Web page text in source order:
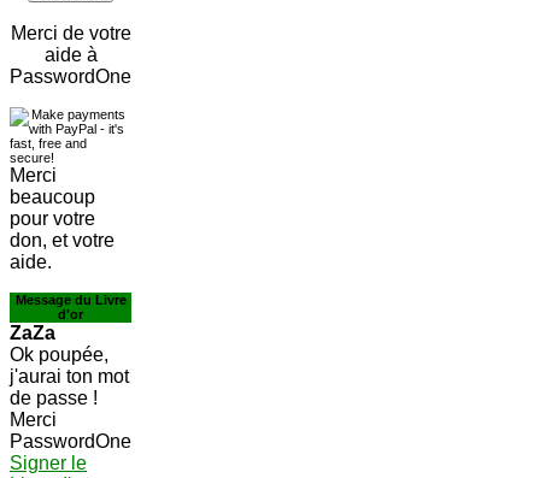
Merci de votre
aide à
PasswordOne
Merci
beaucoup
pour votre
don, et votre
aide.
Message du Livre
d'or
ZaZa
Ok poupée,
j'aurai ton mot
de passe !
Merci
PasswordOne
Signer le